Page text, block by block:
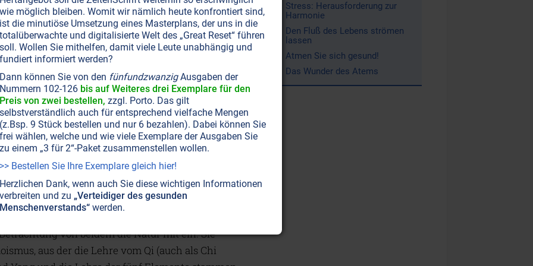
Säulen: Behandlungen wie
Koordinationsübungen wie Qigong und
Shiatsu und Tuina) und Ernährung. Dabei liefert es
Prävention, die alltagskompatibel und
die Vermeidung von Krankheiten hier im
klare Regeln für die Lebensführung, Anregungen
von Heilkräutern zum Kochen und Trinken, ein
für Eigenmassagen und etliches mehr.
Psyche und Physis nicht getrennt
von beidem die Natur mit ein. Sie
aus der die Lehre vom Qi (auch als Chi
Stress: Herausforderung zur
Harmonie
Den Fluß des Lebens strömen
lassen
Atmen Sie sich gesund!
Das Wunder des Atems
wie möglich bleiben. Womit wir nämlich heute konfrontiert sind,
ist die minutiöse Umsetzung eines Masterplans, der uns in die
totalüberwachte und digitalisierte Welt des „Great Reset“ führen
soll. Wollen Sie mithelfen, damit viele Leute unabhängig und
fundiert informiert werden?
Dann können Sie von den fünfundzwanzigAusgaben der
Nummern 102-126 bis auf Weiteres drei Exemplare für den
Preis von zwei bestellen, zzgl. Porto. Das gilt
selbstverständlich auch für entsprechend vielfache Mengen
(z.Bsp. 9 Stück bestellen und nur 6 bezahlen). Dabei können Sie
frei wählen, welche und wie viele Exemplare der Ausgaben Sie
zu einem „3 für 2“-Paket zusammenstellen wollen.
>> Bestellen Sie Ihre Exemplare gleich hier!
Herzlichen Dank, wenn auch Sie diese wichtigen Informationen
verbreiten und zu „Verteidiger des gesunden
Menschenverstands“werden.